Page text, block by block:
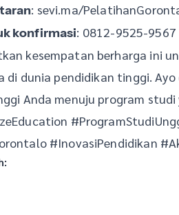
: sevi.ma/
konfirmasi: 0812-9525-9567
kesempatan berharga ini
di dunia pendidikan tinggi.
Anda menuju program
#InovasiPendidikan